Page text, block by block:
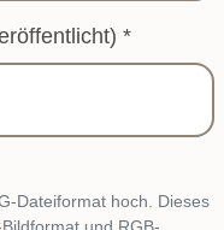
*
Dateiformat hoch. Dieses